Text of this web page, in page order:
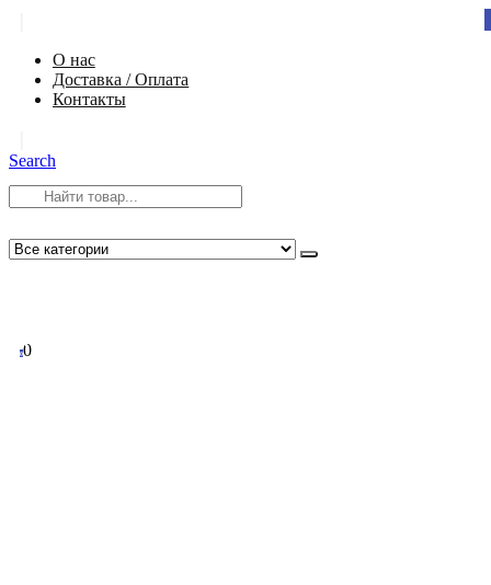
О нас
Доставка / Оплата
Контакты
Search
00